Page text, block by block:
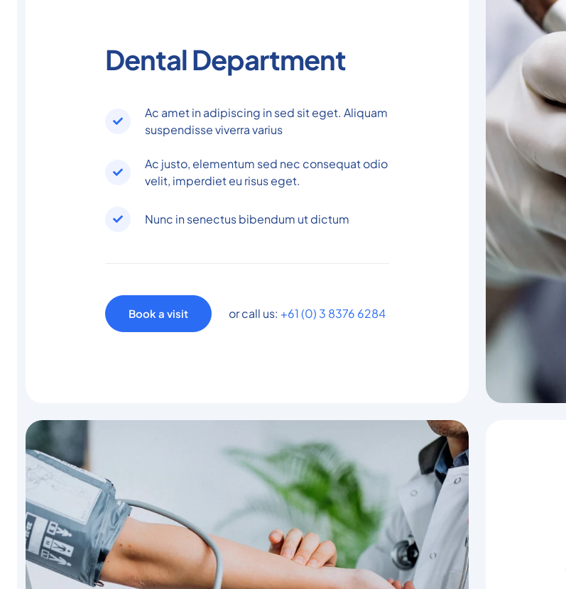
Dental Department
Ac amet in adipiscing in sed sit eget. Aliquam
suspendisse viverra varius
Ac justo, elementum sed nec consequat odio
velit, imperdiet eu risus eget.
Nunc in senectus bibendum ut dictum
Book a visit or call us: +61 (0) 3 8376 6284